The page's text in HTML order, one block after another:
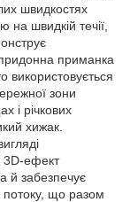
швидкостях
швидкій течії,
приманка
використовується
зони
і річкових
хижак.
3D-ефект
й забезпечує
потоку, що разом